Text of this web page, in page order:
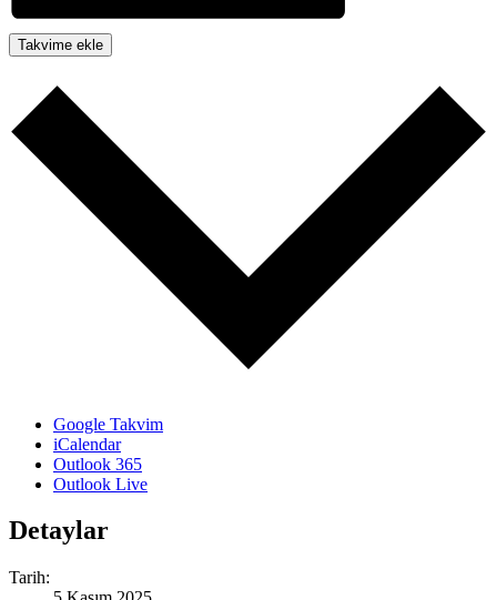
Takvime ekle
Google Takvim
iCalendar
Outlook 365
Outlook Live
Detaylar
Tarih: